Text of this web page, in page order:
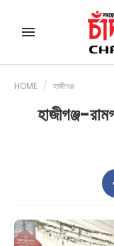
HOME / হাজীগঞ্জ
হাজীগঞ্জ-